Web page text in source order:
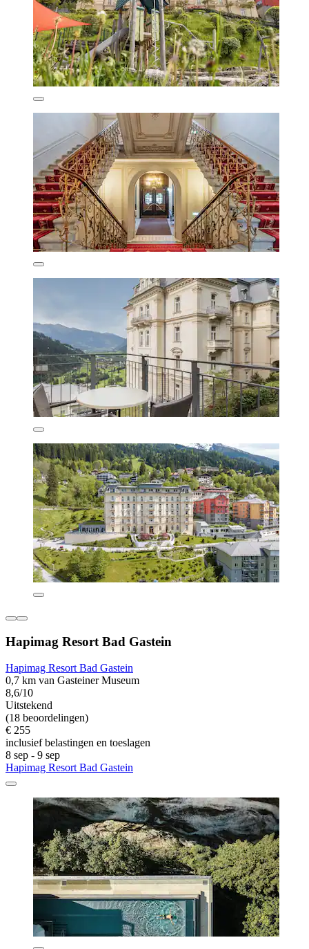
Hapimag Resort Bad Gastein
Hapimag Resort Bad Gastein
0,7 km van Gasteiner Museum
8,6/10
Uitstekend
(18 beoordelingen)
€ 255
inclusief belastingen en toeslagen
8 sep - 9 sep
Hapimag Resort Bad Gastein